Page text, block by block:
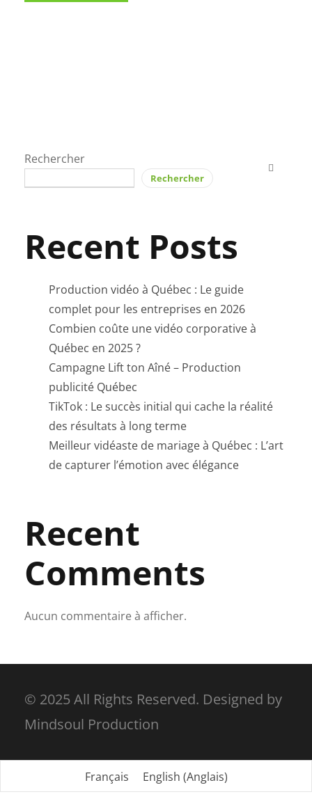
Rechercher
Rechercher
Recent Posts
Production vidéo à Québec : Le guide
complet pour les entreprises en 2026
Combien coûte une vidéo corporative à
Québec en 2025 ?
Campagne Lift ton Aîné – Production
publicité Québec
TikTok : Le succès initial qui cache la réalité
des résultats à long terme
Meilleur vidéaste de mariage à Québec : L’art
de capturer l’émotion avec élégance
Recent
Comments
Aucun commentaire à afficher.
© 2025 All Rights Reserved. Designed by
Mindsoul Production
Français English (Anglais)